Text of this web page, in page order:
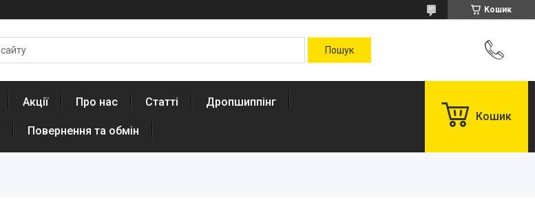
Кошик
Акції Про нас Статті Дропшиппінг
Повернення та обмін
Кошик